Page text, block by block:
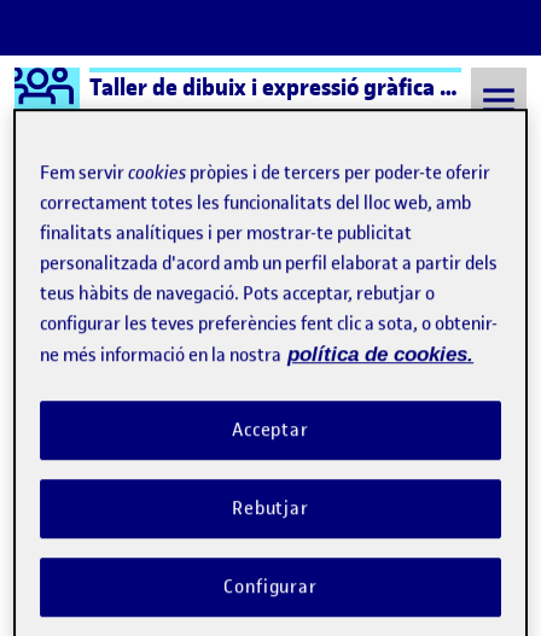
Saltar al contingut
Logo Ágora Taller de dibuix i expressió gràfica – Aula 1
Semestre 20232 - Aula 1 Lliurament parcial 1 PAC2
Lliurament parcial 1 PAC2
Publicat per
Noel Garrido Bleda
Data de publicació24 abril, 2024 9:44 pm
comentariel Lliurament parcial 1 PAC 2
CONTRIBUTION
EL LLIURAMENT PARCIAL 1 PAC 2
No hi ha comentaris.
Fem servircookies pròpies i de tercers per poder-te oferir
correctament totes les funcionalitats del lloc web, amb
finalitats analítiques i per mostrar-te publicitat
personalitzada d'acord amb un perfil elaborat a partir dels
teus hàbits de navegació. Pots acceptar, rebutjar o
configurar les teves preferències fent clic a sota, o obtenir-
ne més informació en la nostra política de cookies.
Rebutjar
Acceptar
Configurar